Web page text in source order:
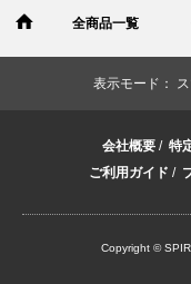
全商品一覧
表示モード：
会社概要 / 特
ご利用ガイド /
Copyright ©